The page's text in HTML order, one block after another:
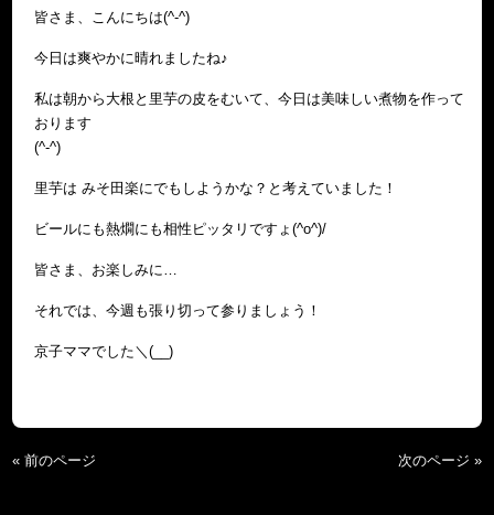
皆さま、こんにちは(^-^)
今日は爽やかに晴れましたね♪
私は朝から大根と里芋の皮をむいて、今日は美味しい煮物を作って
おります
(^-^)
里芋は みそ田楽にでもしようかな？と考えていました！
ビールにも熱燗にも相性ピッタリですょ(^o^)/
皆さま、お楽しみに…
それでは、今週も張り切って参りましょう！
京子ママでした＼(__)
« 前のページ 次のページ »